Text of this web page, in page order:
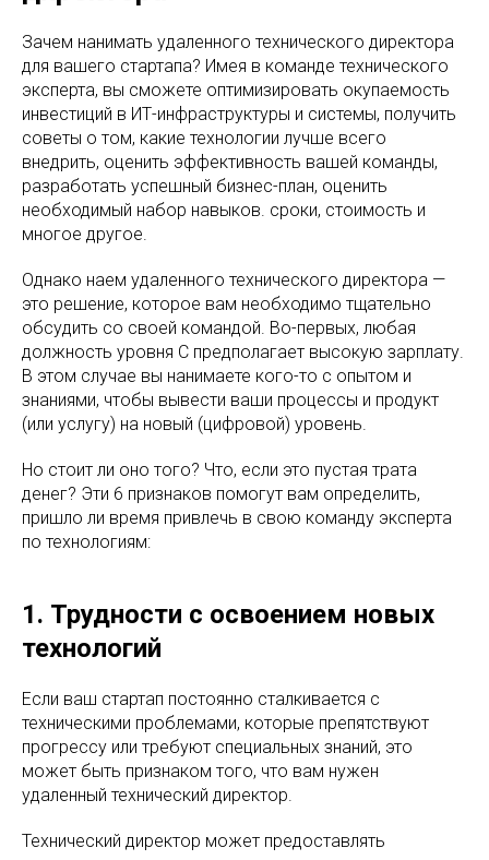
Зачем нанимать удаленного технического директора
для вашего стартапа? Имея в команде технического
эксперта, вы сможете оптимизировать окупаемость
инвестиций в ИТ-инфраструктуры и системы, получить
советы о том, какие технологии лучше всего
внедрить, оценить эффективность вашей команды,
разработать успешный бизнес-план, оценить
необходимый набор навыков. сроки, стоимость и
многое другое.
Однако наем удаленного технического директора —
это решение, которое вам необходимо тщательно
обсудить со своей командой. Во-первых, любая
должность уровня C предполагает высокую зарплату.
В этом случае вы нанимаете кого-то с опытом и
знаниями, чтобы вывести ваши процессы и продукт
(или услугу) на новый (цифровой) уровень.
Но стоит ли оно того? Что, если это пустая трата
денег? Эти 6 признаков помогут вам определить,
пришло ли время привлечь в свою команду эксперта
по технологиям:
1. Трудности с освоением новых
технологий
Если ваш стартап постоянно сталкивается с
техническими проблемами, которые препятствуют
прогрессу или требуют специальных знаний, это
может быть признаком того, что вам нужен
удаленный технический директор.
Технический директор может предоставлять